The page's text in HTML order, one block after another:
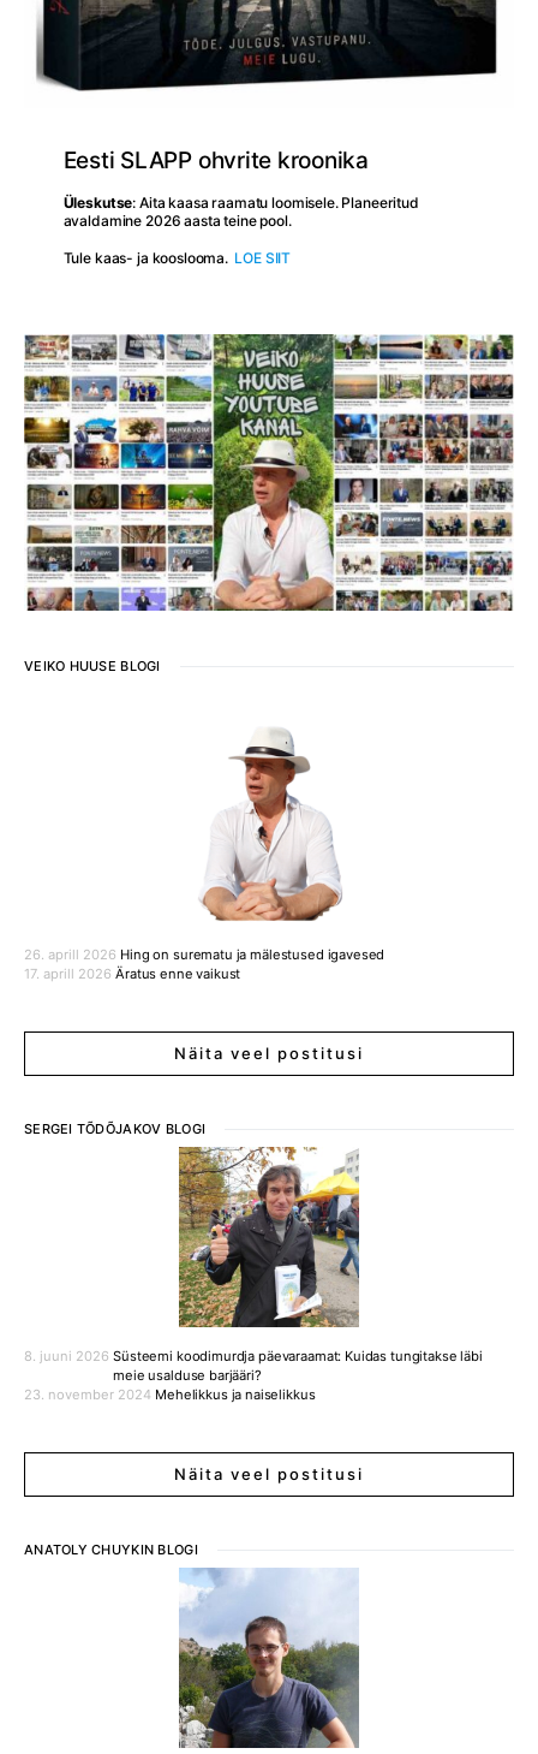
Eesti SLAPP ohvrite kroonika
Üleskutse: Aita kaasa raamatu loomisele. Planeeritud
avaldamine 2026 aasta teine pool.
Tule kaas- ja kooslooma. LOE SIIT
VEIKO HUUSE BLOGI
Hing on surematu ja mälestused igavesed
26. aprill 2026
Äratus enne vaikust
17. aprill 2026
Näita veel postitusi
SERGEI TÕDÕJAKOV BLOGI
Süsteemi koodimurdja päevaraamat: Kuidas tungitakse läbi
meie usalduse barjääri?
8. juuni 2026
Mehelikkus ja naiselikkus
23. november 2024
Näita veel postitusi
ANATOLY CHUYKIN BLOGI